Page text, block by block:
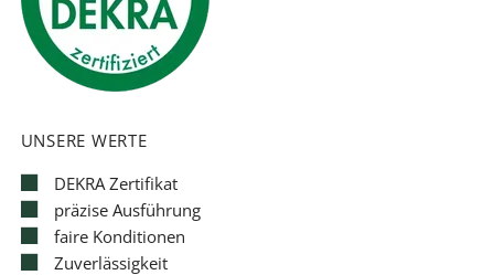
UNSERE WERTE
DEKRA Zertifikat
präzise Ausführung
faire Konditionen
Zuverlässigkeit